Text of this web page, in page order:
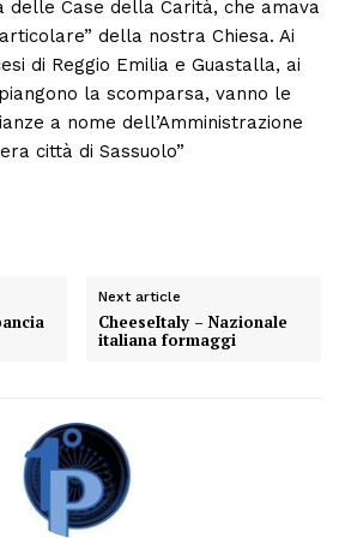
delle Case della Carità, che amava
della nostra Chiesa. Ai
di Reggio Emilia e Guastalla, ai
la scomparsa, vanno le
a nome dell’Amministrazione
città di Sassuolo”
Next article
CheeseItaly – Nazionale
italiana formaggi